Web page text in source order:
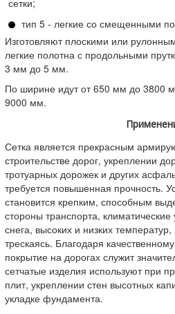
тип 5 - легкие со смещенными
Изготовляют плоскими или
легкие полотна с продольными
3 мм до 5 мм.
По ширине идут от 650 мм до 3800
9000 мм.
Сетка является прекрасным
строительстве дорог, укреплении
тротуарных дорожек и других
требуется повышенная прочность.
становится крепким, способным
стороны транспорта,
снега, высоких и низких
трескаясь. Благодаря
покрытие на дорогах служит
сетчатые изделия используют при
плит, укреплении стен высотных
укладке фундамента.